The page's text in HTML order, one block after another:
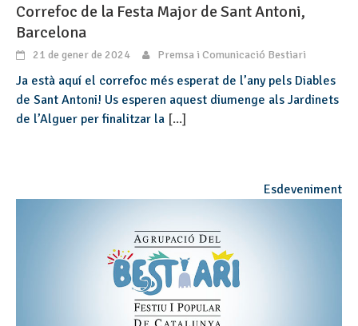
Correfoc de la Festa Major de Sant Antoni,
Barcelona
21 de gener de 2024 Premsa i Comunicació Bestiari
Ja està aquí el correfoc més esperat de l’any pels Diables
de Sant Antoni! Us esperen aquest diumenge als Jardinets
de l’Alguer per finalitzar la [...]
Esdeveniment